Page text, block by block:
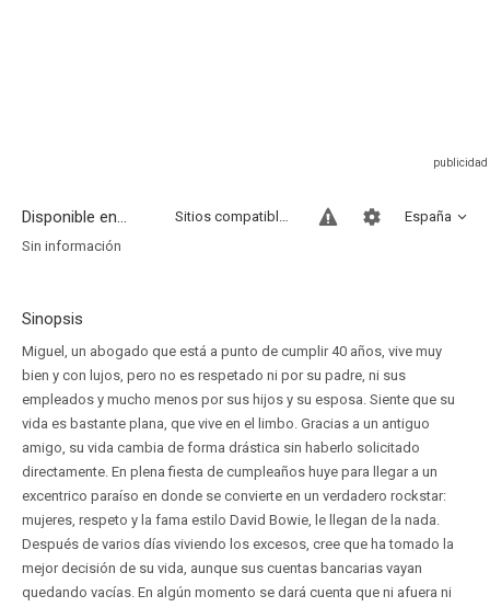
Disponible en... España
Sitios compatibles
Sin información
Sinopsis
Miguel, un abogado que está a punto de cumplir 40 años, vive muy
bien y con lujos, pero no es respetado ni por su padre, ni sus
empleados y mucho menos por sus hijos y su esposa. Siente que su
vida es bastante plana, que vive en el limbo. Gracias a un antiguo
amigo, su vida cambia de forma drástica sin haberlo solicitado
directamente. En plena fiesta de cumpleaños huye para llegar a un
excentrico paraíso en donde se convierte en un verdadero rockstar:
mujeres, respeto y la fama estilo David Bowie, le llegan de la nada.
Después de varios días viviendo los excesos, cree que ha tomado la
mejor decisión de su vida, aunque sus cuentas bancarias vayan
quedando vacías. En algún momento se dará cuenta que ni afuera ni